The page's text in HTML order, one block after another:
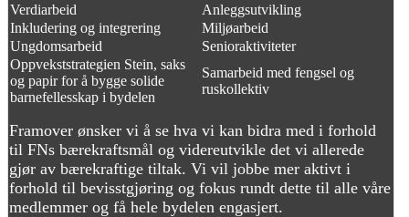
Verdiarbeid
Anleggsutvikling
Inkludering og integrering
Miljøarbeid
Ungdomsarbeid
Senioraktiviteter
Oppvekststrategien Stein, saks
og papir for å bygge solide
barnefellesskap i bydelen
Samarbeid med fengsel og
ruskollektiv
Framover ønsker vi å se hva vi kan bidra med i forhold
til FNs bærekraftsmål og videreutvikle det vi allerede
gjør av bærekraftige tiltak. Vi vil jobbe mer aktivt i
forhold til bevisstgjøring og fokus rundt dette til alle våre
medlemmer og få hele bydelen engasjert.